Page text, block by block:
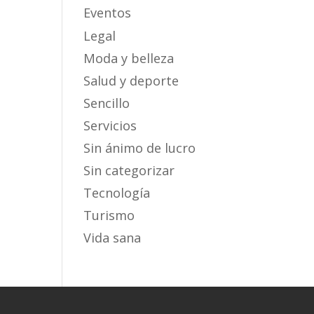
Eventos
Legal
Moda y belleza
Salud y deporte
Sencillo
Servicios
Sin ánimo de lucro
Sin categorizar
Tecnología
Turismo
Vida sana